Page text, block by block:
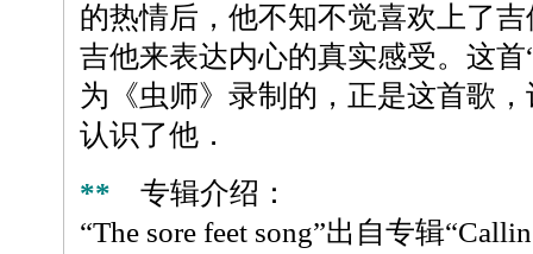
的热情后，他不知不觉喜欢上了
吉他来表达内心的真实感受。这首
为《虫师》录制的，正是这首歌
认识了他．
** 专辑介绍：
“The sore feet song”出自专辑